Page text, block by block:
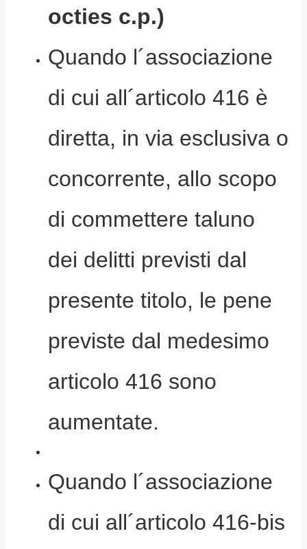
octies c.p.)
Quando l´associazione
di cui all´articolo 416 è
diretta, in via esclusiva o
concorrente, allo scopo
di commettere taluno
dei delitti previsti dal
presente titolo, le pene
previste dal medesimo
articolo 416 sono
aumentate.
Quando l´associazione
di cui all´articolo 416-bis